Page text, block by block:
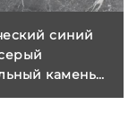
синий
камень
с